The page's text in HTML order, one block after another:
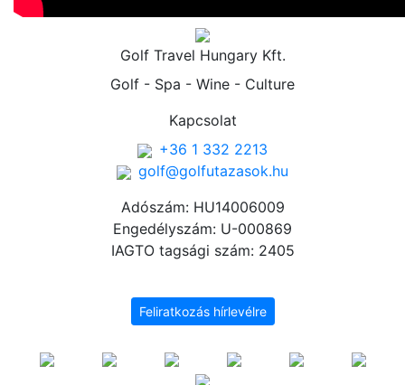
Golf Travel Hungary Kft.
Golf - Spa - Wine - Culture
Kapcsolat
+36 1 332 2213
golf@golfutazasok.hu
Adószám: HU14006009
Engedélyszám: U-000869
IAGTO tagsági szám: 2405
Feliratkozás hírlevélre